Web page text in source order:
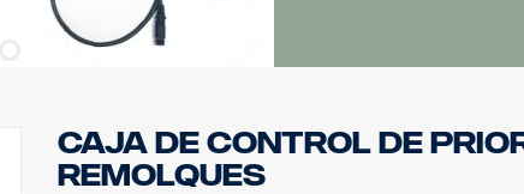
Caja de control de
remolques